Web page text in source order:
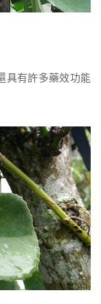
有許多藥效功能